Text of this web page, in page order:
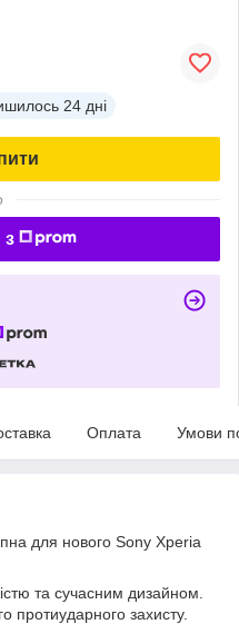
24 дні
з
Оплата Умови
для нового Sony Xperia
та сучасним дизайном.
протиударного захисту.